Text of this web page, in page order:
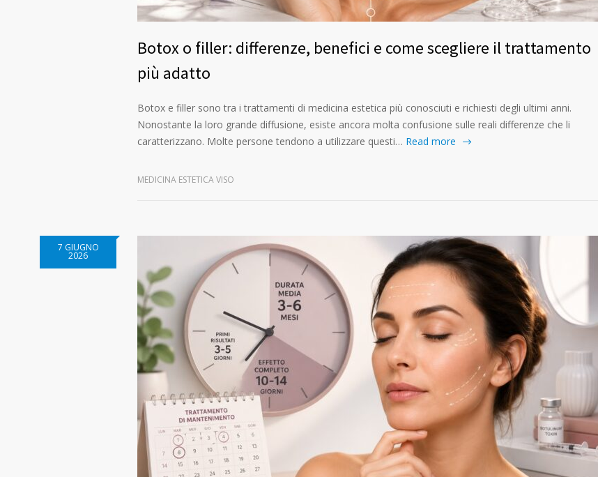
Botox o filler: differenze, benefici e come scegliere il trattamento
più adatto
Botox e filler sono tra i trattamenti di medicina estetica più conosciuti e richiesti degli ultimi anni.
Nonostante la loro grande diffusione, esiste ancora molta confusione sulle reali differenze che li
caratterizzano. Molte persone tendono a utilizzare questi… Read more
MEDICINA ESTETICA VISO
7 GIUGNO
2026